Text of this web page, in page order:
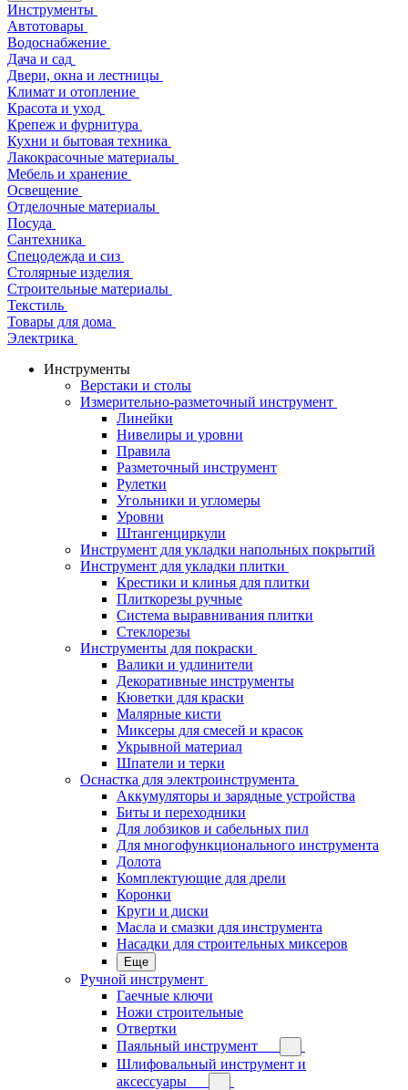
Инструменты
Автотовары
Водоснабжение
Дача и сад
Двери, окна и лестницы
Климат и отопление
Красота и уход
Крепеж и фурнитура
Кухни и бытовая техника
Лакокрасочные материалы
Мебель и хранение
Освещение
Отделочные материалы
Посуда
Сантехника
Спецодежда и сиз
Столярные изделия
Строительные материалы
Текстиль
Товары для дома
Электрика
Инструменты
Верстаки и столы
Измерительно-разметочный инструмент
Линейки
Нивелиры и уровни
Правила
Разметочный инструмент
Рулетки
Угольники и угломеры
Уровни
Штангенциркули
Инструмент для укладки напольных покрытий
Инструмент для укладки плитки
Крестики и клинья для плитки
Плиткорезы ручные
Система выравнивания плитки
Стеклорезы
Инструменты для покраски
Валики и удлинители
Декоративные инструменты
Кюветки для краски
Малярные кисти
Миксеры для смесей и красок
Укрывной материал
Шпатели и терки
Оснастка для электроинструмента
Аккумуляторы и зарядные устройства
Биты и переходники
Для лобзиков и сабельных пил
Для многофункционального инструмента
Долота
Комплектующие для дрели
Коронки
Круги и диски
Масла и смазки для инструмента
Насадки для строительных миксеров
Еще
Ручной инструмент
Гаечные ключи
Ножи строительные
Отвертки
Паяльный инструмент
Шлифовальный инструмент и
аксессуары